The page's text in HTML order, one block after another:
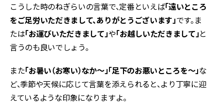
こうした時のねぎらいの言葉で、定番といえば「遠いところ
をご足労いただきまして、ありがとうございます」です。ま
たは「お運びいただきまして」や「お越しいただきまして」と
言うのも良いでしょう。
また「お暑い（お寒い）なか～」「足下のお悪いところを～」な
ど、季節や天候に応じて言葉を添えられると、より丁寧に迎
えているような印象になりますよ。